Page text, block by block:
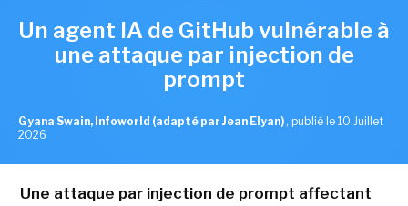
Un agent IA de GitHub vulnérable à
une attaque par injection de
prompt
Gyana Swain, Infoworld (adapté par Jean Elyan) , publié le 10 Juillet
2026
Une attaque par injection de prompt affectant